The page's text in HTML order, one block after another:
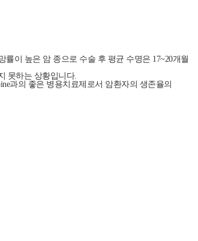
률이 높은 암 종으로 수술 후 평균 수명은 17~20개월
못하는 상황입니다.
과의 좋은 병용치료제로서 암환자의 생존율의